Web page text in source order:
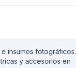
insumos fotográficos.
y accesorios en